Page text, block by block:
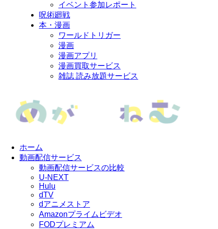
イベント参加レポート
呪術廻戦
本・漫画
ワールドトリガー
漫画
漫画アプリ
漫画買取サービス
雑誌 読み放題サービス
ホーム
動画配信サービス
動画配信サービスの比較
U-NEXT
Hulu
dTV
dアニメストア
Amazonプライムビデオ
FODプレミアム